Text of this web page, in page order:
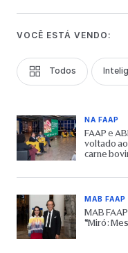
VOCÊ ESTÁ VENDO:
Todos
NA FAAP
FAAP e
voltado
carne
MAB FAAP
MAB
“Miró: